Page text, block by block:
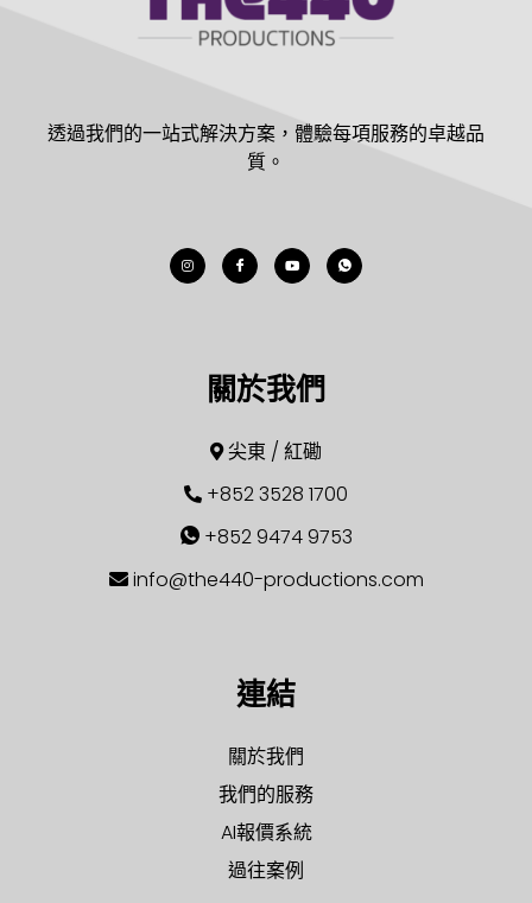
透過我們的一站式解決方案，體驗每項服務的卓越品
質。
關於我們
尖東 / 紅磡
+852 3528 1700
+852 9474 9753
info@the440-productions.com
連結
關於我們
我們的服務
AI報價系統
過往案例